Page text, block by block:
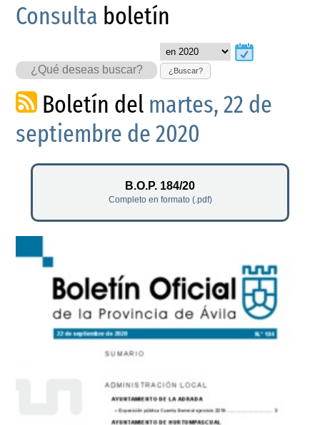
Consulta boletín
¿Buscar?
Boletín del martes, 22 de
septiembre de 2020
B.O.P. 184/20
Completo en formato (.pdf)